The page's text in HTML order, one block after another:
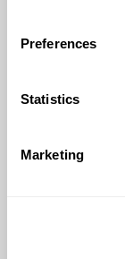
Preferences
Statistics
Marketing
Ritiro Usato
I nostri esperti